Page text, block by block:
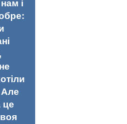
і
Але
це